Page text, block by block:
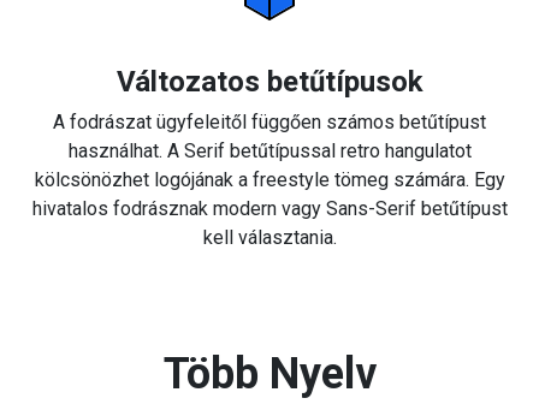
Változatos betűtípusok
A fodrászat ügyfeleitől függően számos betűtípust
használhat. A Serif betűtípussal retro hangulatot
kölcsönözhet logójának a freestyle tömeg számára. Egy
hivatalos fodrásznak modern vagy Sans-Serif betűtípust
kell választania.
Több Nyelv